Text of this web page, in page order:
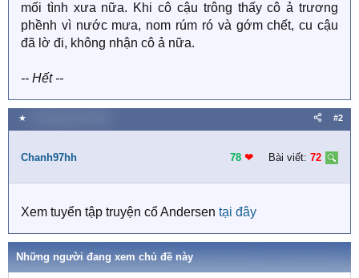
mối tình xưa nữa. Khi cô cậu trông thấy cô ả trương
phềnh vì nước mưa, nom rúm ró và gớm chết, cu cậu
đã lờ đi, không nhận cô ả nữa.
-- Hết --
★ #2
Chanh97hh 78 ❤︎ Bài viết: 72
Xem tuyển tập truyện cổ Andersen tại đây
Những người đang xem chủ đề này